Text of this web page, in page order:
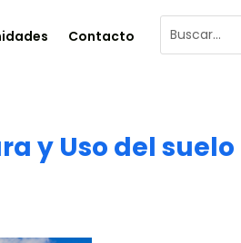
Contacto
y Uso del suelo